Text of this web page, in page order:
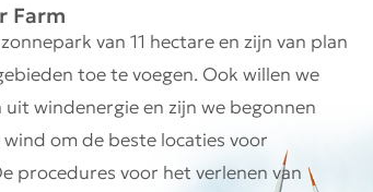
Farm
van 11 hectare en zijn van plan
toe te voegen. Ook willen we
windenergie en zijn we begonnen
om de beste locaties voor
procedures voor het verlenen van